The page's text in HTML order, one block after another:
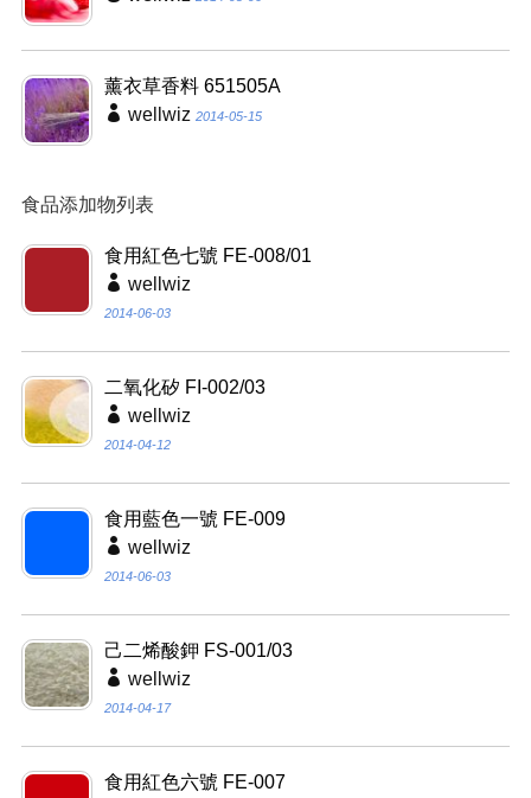
薰衣草香料 651505A
wellwiz 2014-05-15
食品添加物列表
食用紅色七號 FE-008/01
wellwiz
2014-06-03
二氧化矽 FI-002/03
wellwiz
2014-04-12
食用藍色一號 FE-009
wellwiz
2014-06-03
己二烯酸鉀 FS-001/03
wellwiz
2014-04-17
食用紅色六號 FE-007